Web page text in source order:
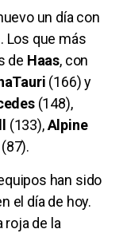
un día con
Los que más
de Haas, con
(166) y
(148),
(133),Alpine
(87).
han sido
el día de hoy.
roja de la